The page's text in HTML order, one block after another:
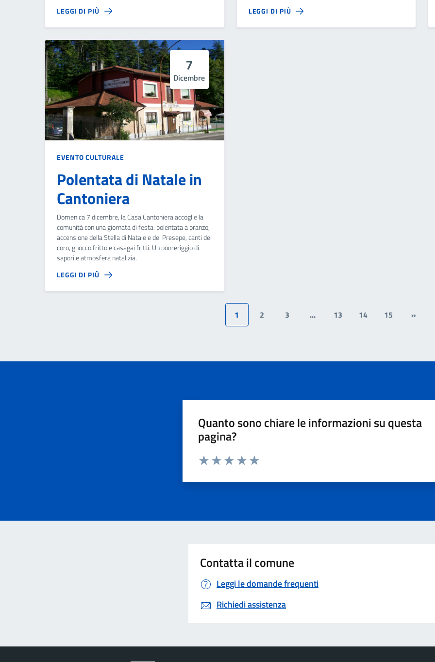
LEGGI DI PIÙ
LEGGI DI PIÙ
7
Dicembre
EVENTO CULTURALE
Polentata di Natale in
Cantoniera
Domenica 7 dicembre, la Casa Cantoniera accoglie la
comunità con una giornata di festa: polentata a pranzo,
accensione della Stella di Natale e del Presepe, canti del
coro, gnocco fritto e casagai fritti. Un pomeriggio di
sapori e atmosfera natalizia.
LEGGI DI PIÙ
1 2 3 … 13 14 15 »
Quanto sono chiare le informazioni su questa
pagina?
Contatta il comune
Leggi le domande frequenti
Richiedi assistenza